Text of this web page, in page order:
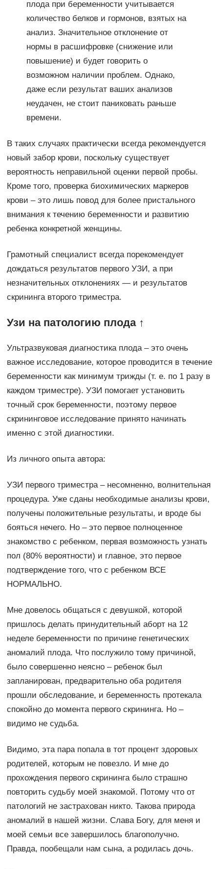
плода при беременности учитывается
количество белков и гормонов, взятых на
анализ. Значительное отклонение от
нормы в расшифровке (снижение или
повышение) и будет говорить о
возможном наличии проблем. Однако,
даже если результат ваших анализов
неудачен, не стоит паниковать раньше
времени.
В таких случаях практически всегда рекомендуется
новый забор крови, поскольку существует
вероятность неправильной оценки первой пробы.
Кроме того, проверка биохимических маркеров
крови – это лишь повод для более пристального
внимания к течению беременности и развитию
ребенка конкретной женщины.
Грамотный специалист всегда порекомендует
дождаться результатов первого УЗИ, а при
незначительных отклонениях — и результатов
скрининга второго триместра.
Узи на патологию плода ↑
Ультразвуковая диагностика плода – это очень
важное исследование, которое проводится в течение
беременности как минимум трижды (т. е. по 1 разу в
каждом триместре). УЗИ помогает установить
точный срок беременности, поэтому первое
скрининговое исследование принято начинать
именно с этой диагностики.
Из личного опыта автора:
УЗИ первого триместра – несомненно, волнительная
процедура. Уже сданы необходимые анализы крови,
получены положительные результаты, и вроде бы
бояться нечего. Но – это первое полноценное
знакомство с ребенком, первая возможность узнать
пол (80% вероятности) и главное, это первое
подтверждение того, что с ребенком ВСЕ
НОРМАЛЬНО.
Мне довелось общаться с девушкой, которой
пришлось делать принудительный аборт на 12
неделе беременности по причине генетических
аномалий плода. Что послужило тому причиной,
было совершенно неясно – ребенок был
запланирован, предварительно оба родителя
прошли обследование, и беременность протекала
спокойно до момента первого скрининга. Но –
видимо не судьба.
Видимо, эта пара попала в тот процент здоровых
родителей, которым не повезло. И мне до
прохождения первого скрининга было страшно
повторить судьбу моей знакомой. Потому что от
патологий не застрахован никто. Такова природа
аномалий в нашей жизни. Слава Богу, для меня и
моей семьи все завершилось благополучно.
Правда, пообещали нам сына, а родилась дочь.